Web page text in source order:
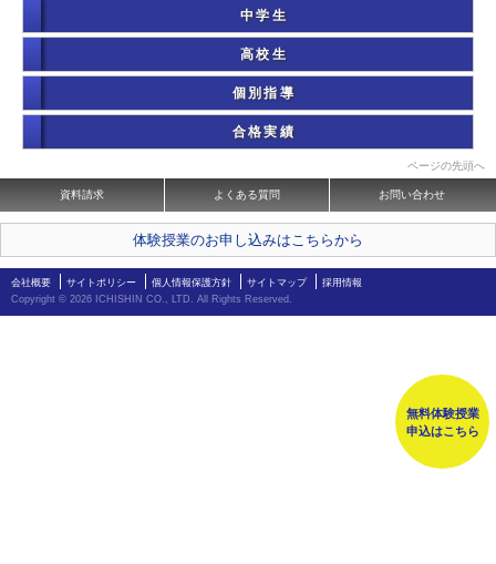
無料体験授業
申込はこちら
中学生
高校生
個別指導
合格実績
ページの先頭へ
資料請求 よくある質問 お問い合わせ
体験授業のお申し込みはこちらから
会社概要 サイトポリシー 個人情報保護方針 サイトマップ
採用情報
Copyright © 2026 ICHISHIN CO., LTD. All Rights Reserved.